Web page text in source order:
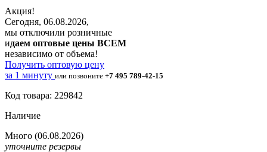
Акция!
Сегодня, 06.08.2026,
мы отключили розничные
идаем оптовые цены ВСЕМ
независимо от объема!
Получить оптовую цену
за 1 минуту или позвоните +7 495 789-42-15
Код товара: 229842
Наличие
Много (06.08.2026)
уточните резервы